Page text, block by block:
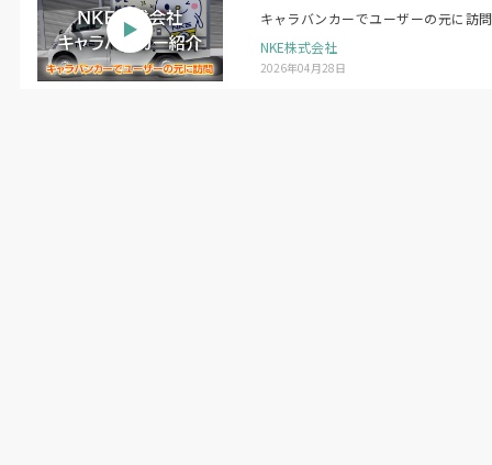
キャラバンカーでユーザーの元に訪問
NKE株式会社
2026年04月28日